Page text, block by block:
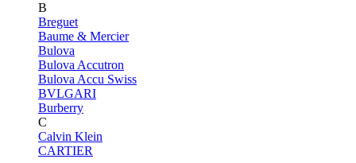
B
Breguet
Baume & Mercier
Bulova
Bulova Accutron
Bulova Accu Swiss
BVLGARI
Burberry
C
Calvin Klein
CARTIER